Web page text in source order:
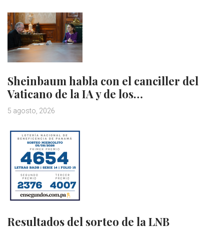
Sheinbaum habla con el canciller del
Vaticano de la IA y de los…
5 agosto, 2026
Resultados del sorteo de la LNB